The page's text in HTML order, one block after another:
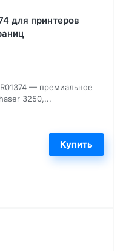
для принтеров
— премиальное
3250,...